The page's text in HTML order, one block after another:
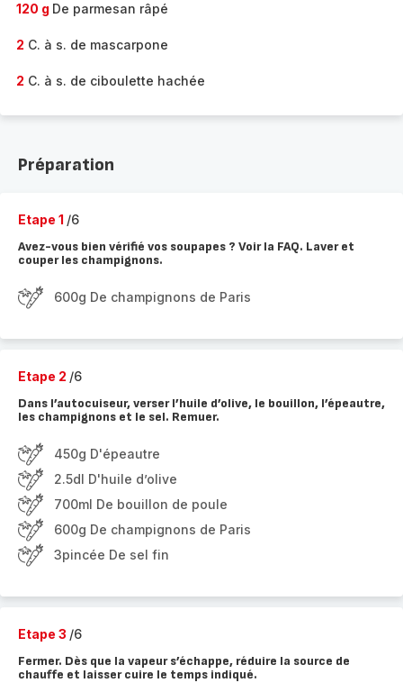
120 g De parmesan râpé
2 C. à s. de mascarpone
2 C. à s. de ciboulette hachée
Préparation
Etape 1 /6
Avez-vous bien vérifié vos soupapes ? Voir la FAQ. Laver et
couper les champignons.
600g De champignons de Paris
Etape 2 /6
Dans l’autocuiseur, verser l’huile d’olive, le bouillon, l’épeautre,
les champignons et le sel. Remuer.
450g D'épeautre
2.5dl D'huile d’olive
700ml De bouillon de poule
600g De champignons de Paris
3pincée De sel fin
Etape 3 /6
Fermer. Dès que la vapeur s’échappe, réduire la source de
chauffe et laisser cuire le temps indiqué.